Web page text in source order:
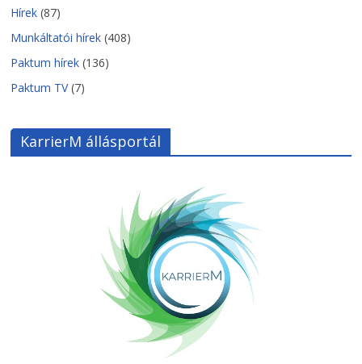
Hírek (87)
Munkáltatói hírek (408)
Paktum hírek (136)
Paktum TV(7)
KarrierM állásportál